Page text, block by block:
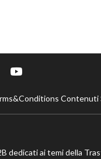
Contenuti
ai temi della